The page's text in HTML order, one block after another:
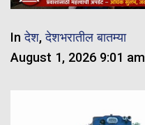
Inदेश,देशभरातील बातम्या
August 1, 2026 9:01 am